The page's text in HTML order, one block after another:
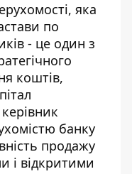
яка
по
- це один з
коштів,
банку
продажу
і відкритими